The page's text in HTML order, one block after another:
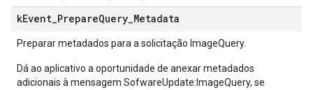
kEvent PrepareQuery Metadata
Preparar metadados para a solicitação ImageQuery.
Dá ao aplicativo a oportunidade de anexar metadados
adicionais à mensagem SofwareUpdate:ImageQuery, se